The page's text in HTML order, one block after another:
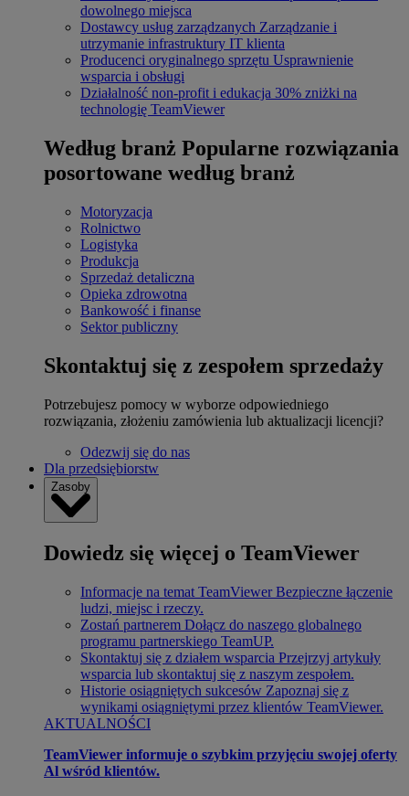
dowolnego miejsca
Dostawcy usług zarządzanych Zarządzanie i
utrzymanie infrastruktury IT klienta
Producenci oryginalnego sprzętu Usprawnienie
wsparcia i obsługi
Działalność non-profit i edukacja 30% zniżki na
technologię TeamViewer
Według branż Popularne rozwiązania
posortowane według branż
Motoryzacja
Rolnictwo
Logistyka
Produkcja
Sprzedaż detaliczna
Opieka zdrowotna
Bankowość i finanse
Sektor publiczny
Skontaktuj się z zespołem sprzedaży
Potrzebujesz pomocy w wyborze odpowiedniego
rozwiązania, złożeniu zamówienia lub aktualizacji licencji?
Odezwij się do nas
Dla przedsiębiorstw
Zasoby
Dowiedz się więcej o TeamViewer
Informacje na temat TeamViewer Bezpieczne łączenie
ludzi, miejsc i rzeczy.
Zostań partnerem Dołącz do naszego globalnego
programu partnerskiego TeamUP.
Skontaktuj się z działem wsparcia Przejrzyj artykuły
wsparcia lub skontaktuj się z naszym zespołem.
Historie osiągniętych sukcesów Zapoznaj się z
wynikami osiągniętymi przez klientów TeamViewer.
AKTUALNOŚCI
TeamViewer informuje o szybkim przyjęciu swojej oferty
Al wśród klientów.